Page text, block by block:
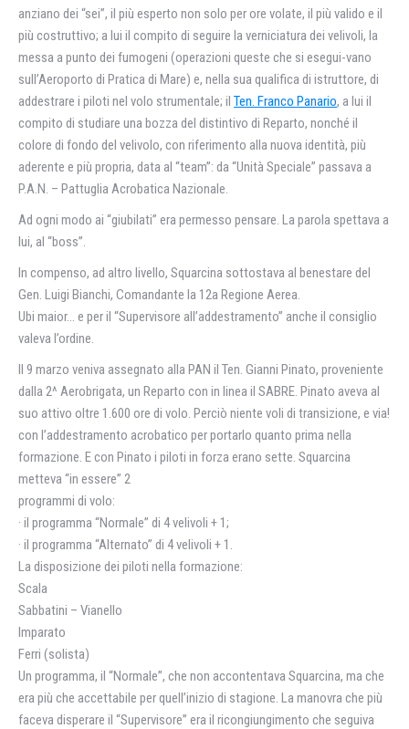
anziano dei “sei”, il più esperto non solo per ore volate, il più valido e il
più costruttivo; a lui il compito di seguire la verniciatura dei velivoli, la
messa a punto dei fumogeni (operazioni queste che si esegui-vano
sull’Aeroporto di Pratica di Mare) e, nella sua qualifica di istruttore, di
addestrare i piloti nel volo strumentale; il Ten. Franco Panario, a lui il
compito di studiare una bozza del distintivo di Reparto, nonché il
colore di fondo del velivolo, con riferimento alla nuova identità, più
aderente e più propria, data al “team”: da “Unità Speciale” passava a
P.A.N. – Pattuglia Acrobatica Nazionale.
Ad ogni modo ai “giubilati” era permesso pensare. La parola spettava a
lui, al “boss”.
In compenso, ad altro livello, Squarcina sottostava al benestare del
Gen. Luigi Bianchi, Comandante la 12a Regione Aerea.
Ubi maior… e per il “Supervisore all’addestramento” anche il consiglio
valeva l’ordine.
Il 9 marzo veniva assegnato alla PAN il Ten. Gianni Pinato, proveniente
dalla 2^ Aerobrigata, un Reparto con in linea il SABRE. Pinato aveva al
suo attivo oltre 1.600 ore di volo. Perciò niente voli di transizione, e via!
con l’addestramento acrobatico per portarlo quanto prima nella
formazione. E con Pinato i piloti in forza erano sette. Squarcina
metteva “in essere” 2
programmi di volo:
· il programma “Normale” di 4 velivoli + 1;
· il programma “Alternato” di 4 velivoli + 1.
La disposizione dei piloti nella formazione:
Scala
Sabbatini – Vianello
Imparato
Ferri (solista)
Un programma, il “Normale”, che non accontentava Squarcina, ma che
era più che accettabile per quell’inizio di stagione. La manovra che più
faceva disperare il “Supervisore” era il ricongiungimento che seguiva